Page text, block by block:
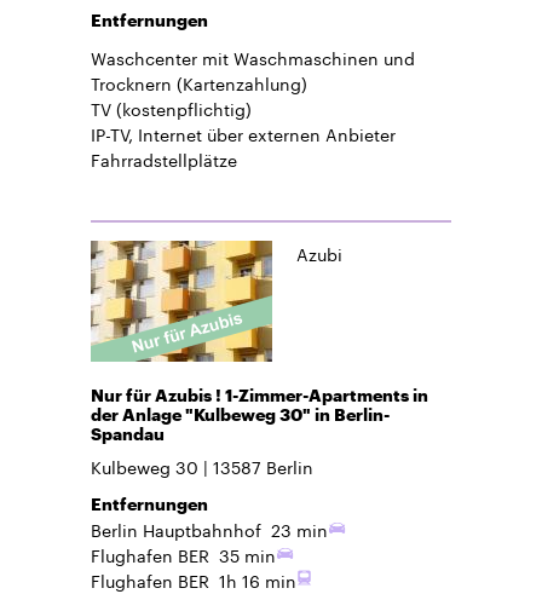
Entfernungen
Waschcenter mit Waschmaschinen und
Trocknern (Kartenzahlung)
TV(kostenpflichtig)
IP-TV, Internet über externen Anbieter
Fahrradstellplätze
Azubi
Nur für Azubis ! 1-Zimmer-Apartments in
der Anlage "Kulbeweg 30" in Berlin-
Spandau
Kulbeweg 30 13587 Berlin
Entfernungen
Berlin Hauptbahnhof 23 min
Flughafen BER 35 min
Flughafen BER 1h 16 min